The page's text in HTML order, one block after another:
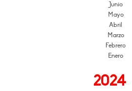
Junio
Mayo
Abril
Marzo
Febrero
Enero
2024